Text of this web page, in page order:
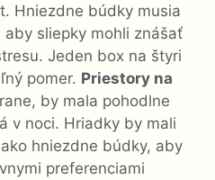
Hniezdne búdky musia
sliepky mohli znášať
Jeden box na štyri
pomer. Priestory na
by mala pohodlne
v noci. Hriadky by mali
hniezdne búdky, aby
preferenciami